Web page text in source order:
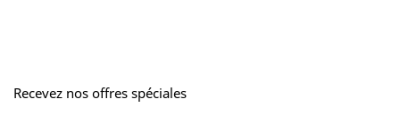
Recevez nos offres spéciales